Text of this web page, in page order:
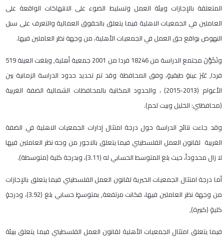
المتعلقة بالإجازات وبيئة العمل وتسليط الضوء على الانتهاكات الواقعة على
العاملين في الجمعيات الاهلية فيما يتعلق بالحقوق العمالية والتعرف على سبل
النهوض بواقع حق العمل في الجمعيات الأهلية، من وجهة نظر العاملين فيها.
وتَكَوَّنَ مجتمع الدراسة من 18246 فردا من 2001 جمعية أهلية, وبلغت العينة 519
فردا, عَبْرَ عينةٍ طبقيةٍ، وفق المحافظة وقد تم تحديد حدود الدراسة الزمانية بين
الأعوام (2013-2015) ، والحدود المكانية بالمحافظات الشمالية الضفة الغربية
(محافظتي: الخليل وبيت لحم).
وقد جاءت نتائج الدراسة حول درجة امتثال إدارات الجمعيات الاهلية في الضفة
الغربية لقانون العمل الفلسطيني فيما يتعلق بالاجور من وجه نظر العاملين فيها
لا زال محدوداً، حيث بلغ المتوسط الحسابي له (3.11)، وبدرجة كلية (متوسطة).
أما درجة امتثال الجمعيات الخيرية لقانون العمل الفلسطيني فيما يتعلق بالإجازات
من وجهة نظر العاملين فيها، فكانت مرتفعة, بمتوسطٍ حسابي بلغ (3.92)، ودرجةٍ
كليةٍ (كبيرة),
فيما يتعلق امتثال الجمعيات الأهلية لقانون العمل الفلسطيني فيما يتعلق ببيئة